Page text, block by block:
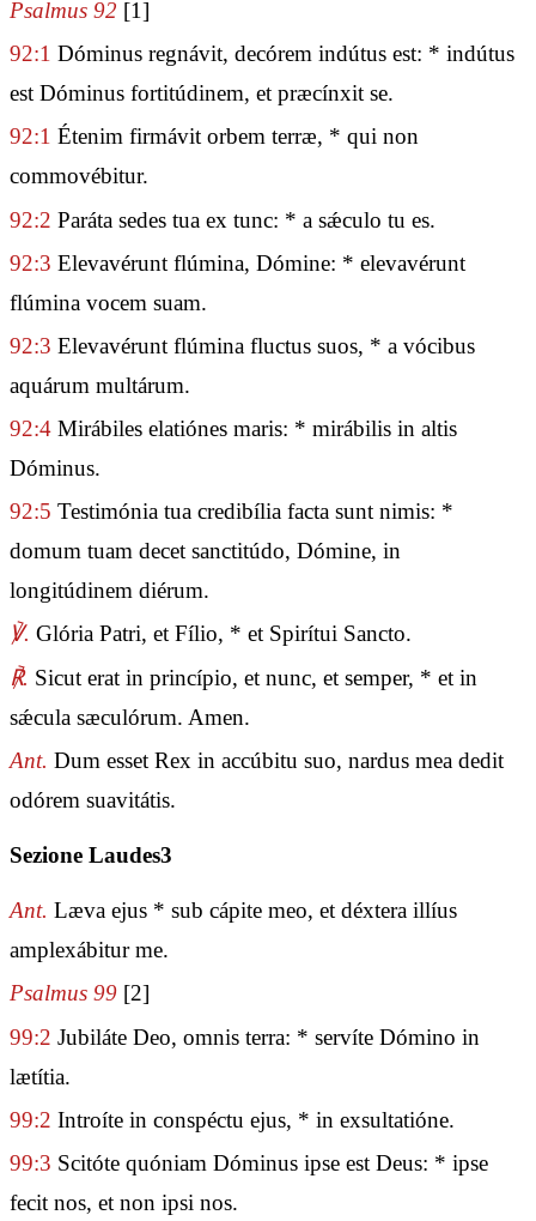
Psalmus 92 [1]
92:1 Dóminus regnávit, decórem indútus est: * indútus
est Dóminus fortitúdinem, et præcínxit se.
92:1 Étenim firmávit orbem terræ, * qui non
commovébitur.
92:2 Paráta sedes tua ex tunc: * a sǽculo tu es.
92:3 Elevavérunt flúmina, Dómine: * elevavérunt
flúmina vocem suam.
92:3 Elevavérunt flúmina fluctus suos, * a vócibus
aquárum multárum.
92:4 Mirábiles elatiónes maris: * mirábilis in altis
Dóminus.
92:5 Testimónia tua credibília facta sunt nimis: *
domum tuam decet sanctitúdo, Dómine, in
longitúdinem diérum.
℣. Glória Patri, et Fílio, * et Spirítui Sancto.
℟. Sicut erat in princípio, et nunc, et semper, * et in
sǽcula sæculórum. Amen.
Ant. Dum esset Rex in accúbitu suo, nardus mea dedit
odórem suavitátis.
Sezione Laudes3
Ant. Læva ejus * sub cápite meo, et déxtera illíus
amplexábitur me.
Psalmus 99 [2]
99:2 Jubiláte Deo, omnis terra: * servíte Dómino in
lætítia.
99:2 Introíte in conspéctu ejus, * in exsultatióne.
99:3 Scitóte quóniam Dóminus ipse est Deus: * ipse
fecit nos, et non ipsi nos.